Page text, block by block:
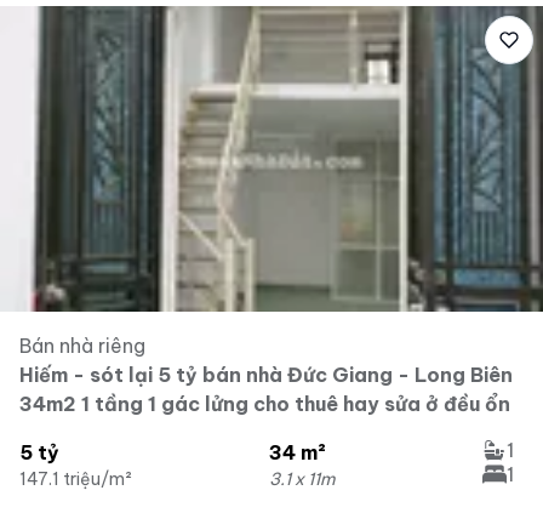
Bán nhà riêng
Hiếm - sót lại 5 tỷ bán nhà Đức Giang - Long Biên
34m2 1 tầng 1 gác lửng cho thuê hay sửa ở đều ổn
5 tỷ
147.1 triệu/m²
34 m²
3.1 x 11m
1
1